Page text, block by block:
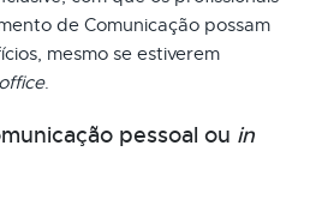
de Comunicação possam
mesmo se estiverem
.
pessoal ou in